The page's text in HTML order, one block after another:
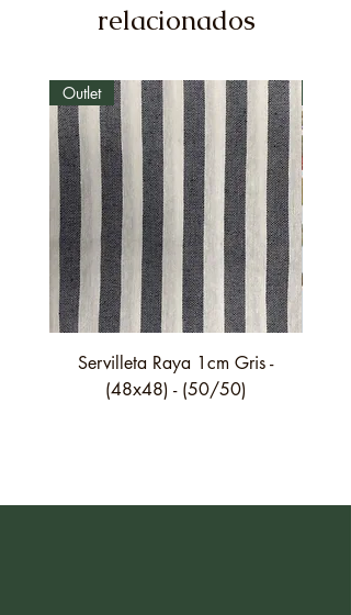
relacionados
Outlet
Servilleta Raya 1cm Gris -
(48x48) - (50/50)